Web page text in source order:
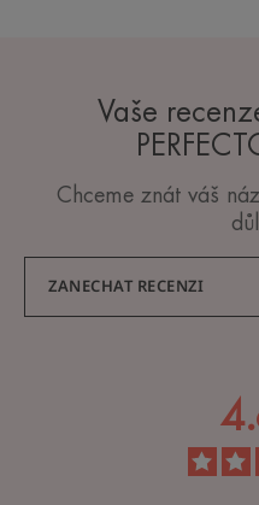
Vaše
Chceme znát váš
ZANECHAT RECENZI